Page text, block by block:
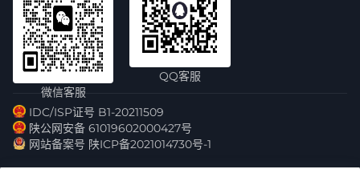
微信客服
QQ客服
IDC/ISP证号 B1-20211509
陕公网安备 61019602000427号
网站备案号 陕ICP备2021014730号-1